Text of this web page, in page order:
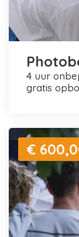
4 uur onbeperkt foto's maken en printen +
gratis
€